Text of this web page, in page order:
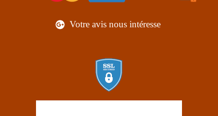
Votre avis nous intéresse